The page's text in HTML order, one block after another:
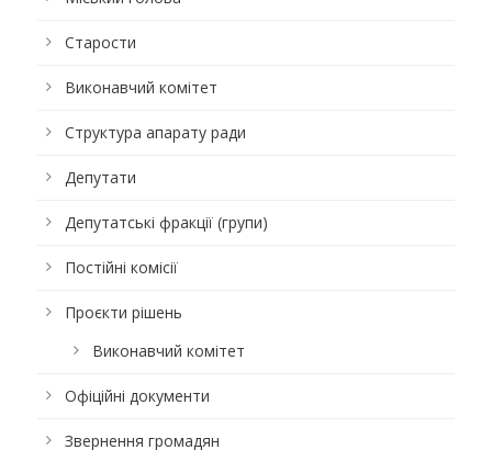
Старости
Виконавчий комітет
Структура апарату ради
Депутати
Депутатські фракції (групи)
Постійні комісії
Проєкти рішень
Виконавчий комітет
Офіційні документи
Звернення громадян